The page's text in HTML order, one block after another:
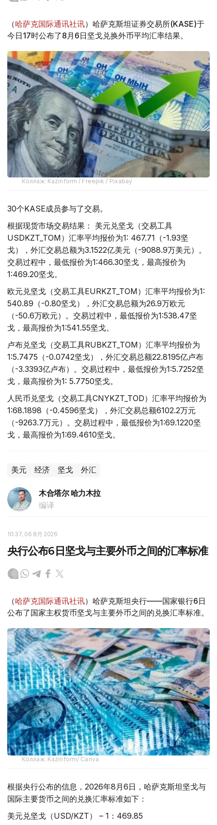
（哈萨克国际通讯社讯）哈萨克斯坦证券交易所(KASE)于
今日17时公布了8月6日坚戈兑换外币平均汇率结果。
Коллаж: Kazinform / Freepik / Pixabay
30个KASE成员参与了交易。
根据现货市场交易结果： 美元兑坚戈（交易工具
USDKZT_TOM）汇率平均报价为1: 467.71（-1.93坚
戈），外汇交易总额为3.1522亿美元（-9088.9万美元）。
交易过程中，最低报价为1:466.30坚戈，最高报价为
1:469.20坚戈。
欧元兑坚戈（交易工具EURKZT_TOM）汇率平均报价为1:
540.89（-0.80坚戈），外汇交易总额为26.9万欧元
（-50.6万欧元）。交易过程中，最低报价为1:538.47坚
戈，最高报价为1:541.55坚戈。
卢布兑坚戈（交易工具RUBKZT_TOM）汇率平均报价为
1:5.7475（-0.0742坚戈），外汇交易总额22.8195亿卢布
（-3.3393亿卢布）。交易过程中，最低报价为1:5.7252坚
戈，最高报价为1: 5.7750坚戈。
人民币兑坚戈（交易工具CNYKZT_TOD）汇率平均报价为
1:68.1898（-0.4596坚戈），外汇交易总额6102.2万元
（-9263.7万元）。交易过程中，最低报价为1:69.1220坚
戈，最高报价为1:69.4610坚戈。
美元 经济 坚戈 外汇
木合塔尔 哈力木拉
编译
10:37, 06 8月 2026
央行公布6日坚戈与主要外币之间的汇率标准
（哈萨克国际通讯社讯）哈萨克斯坦央行——国家银行6日
公布了国家主权货币坚戈与主要外币之间的兑换汇率标准。
Коллаж: Kazinform/ Canva
根据央行公布的信息，2026年8月6日，哈萨克斯坦坚戈与
国际主要货币之间的兑换汇率标准如下：
美元兑坚戈（USD/KZT） – 1：469.85